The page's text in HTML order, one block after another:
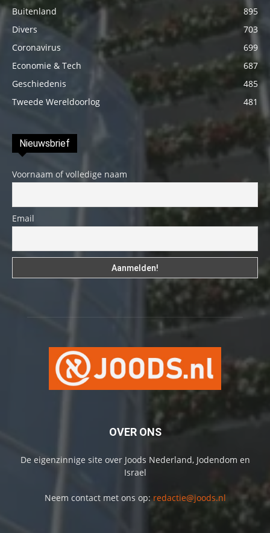
Buitenland
895
Divers
703
Coronavirus
699
Economie & Tech
687
Geschiedenis
485
Tweede Wereldoorlog
481
Nieuwsbrief
Voornaam of volledige naam
Email
OVER ONS
De eigenzinnige site over Joods Nederland, Jodendom en
Israel
Neem contact met ons op: redactie@joods.nl